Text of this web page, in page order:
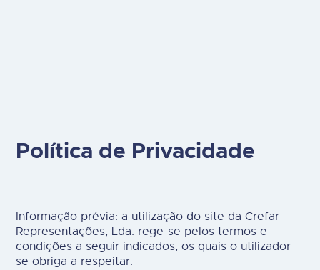
Política de Privacidade
Informação prévia: a utilização do site da Crefar –
Representações, Lda. rege-se pelos termos e
condições a seguir indicados, os quais o utilizador
se obriga a respeitar.